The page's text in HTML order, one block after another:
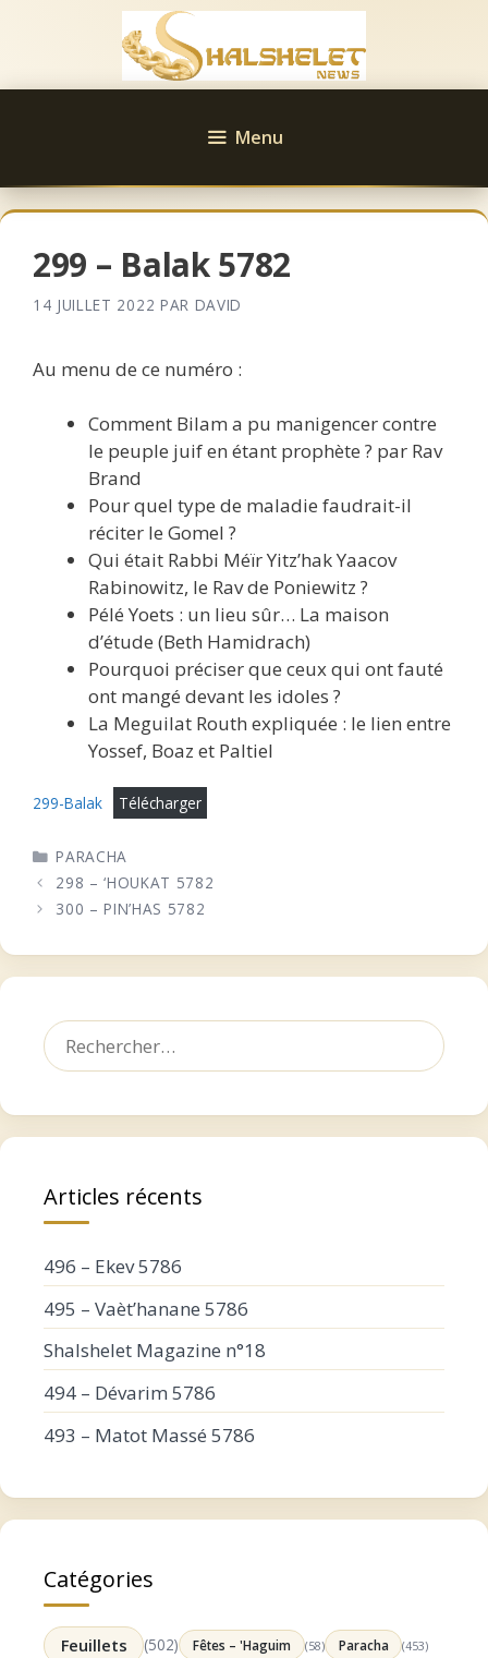
Menu
299 – Balak 5782
14 JUILLET 2022 PAR DAVID
Au menu de ce numéro :
Comment Bilam a pu manigencer contre
le peuple juif en étant prophète ? par Rav
Brand
Pour quel type de maladie faudrait-il
réciter le Gomel ?
Qui était Rabbi Méïr Yitz’hak Yaacov
Rabinowitz, le Rav de Poniewitz ?
Pélé Yoets : un lieu sûr… La maison
d’étude (Beth Hamidrach)
Pourquoi préciser que ceux qui ont fauté
ont mangé devant les idoles ?
La Meguilat Routh expliquée : le lien entre
Yossef, Boaz et Paltiel
299-Balak Télécharger
CATÉGORIES
PARACHA
298 – ‘HOUKAT 5782
300 – PIN’HAS 5782
Rechercher :
Articles récents
496 – Ekev 5786
495 – Vaèt’hanane 5786
Shalshelet Magazine n°18
494 – Dévarim 5786
493 – Matot Massé 5786
Catégories
Feuillets (502) Fêtes – 'Haguim (58) Paracha (453)